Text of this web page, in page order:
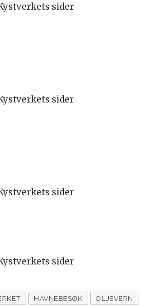
sider
sider
sider
sider
HAVNEBESØK OLJEVERN